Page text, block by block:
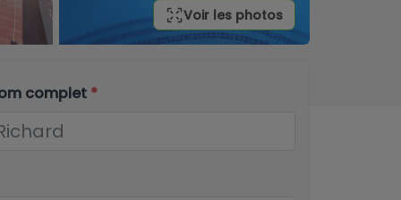
Voir les photos
complet *